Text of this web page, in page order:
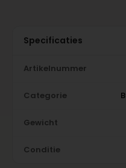
Specificaties
Artikelnummer
Categorie
Gewicht
Conditie